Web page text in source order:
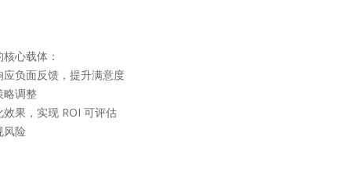
心载体：
负面反馈，提升满意度
略调整
果，实现 ROI 可评估
风险